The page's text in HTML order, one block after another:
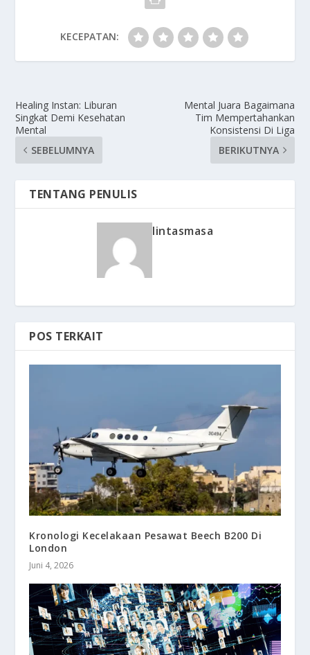
KECEPATAN:
Healing Instan: Liburan
Singkat Demi Kesehatan
Mental
SEBELUMNYA
Mental Juara Bagaimana
Tim Mempertahankan
Konsistensi Di Liga
BERIKUTNYA
TENTANG PENULIS
lintasmasa
POS TERKAIT
Kronologi Kecelakaan Pesawat Beech B200 Di
London
Juni 4, 2026